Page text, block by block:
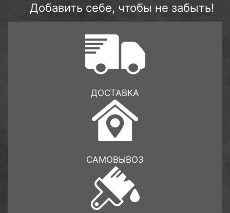
Добавить себе, чтобы не забыть!
ДОСТАВКА
САМОВЫВОЗ